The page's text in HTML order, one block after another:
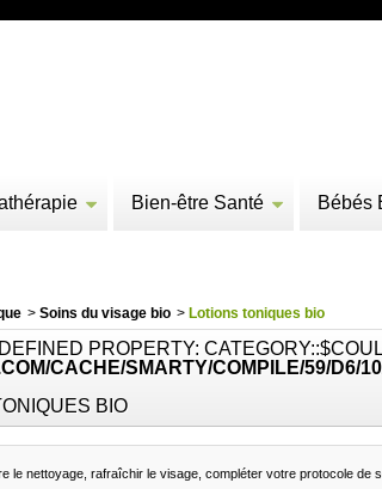
Bien-être Santé Bébés
> Soins du visage bio > Lotions toniques bio
PROPERTY:
CACHE/SMARTY/COMPILE/59/D6/
BIO
le nettoyage, rafraîchir le visage, compléter votre protocole de